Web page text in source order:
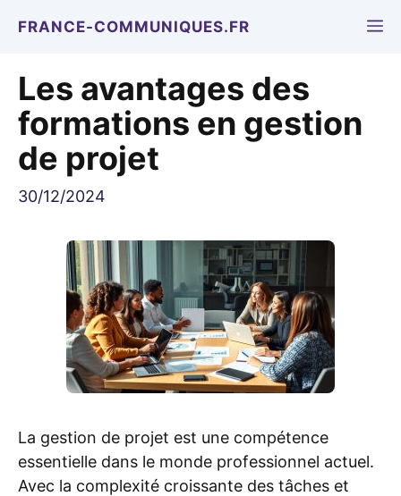
FRANCE-COMMUNIQUES.FR
Les avantages des
formations en gestion
de projet
30/12/2024
La gestion de projet est une compétence
essentielle dans le monde professionnel actuel.
Avec la complexité croissante des tâches et